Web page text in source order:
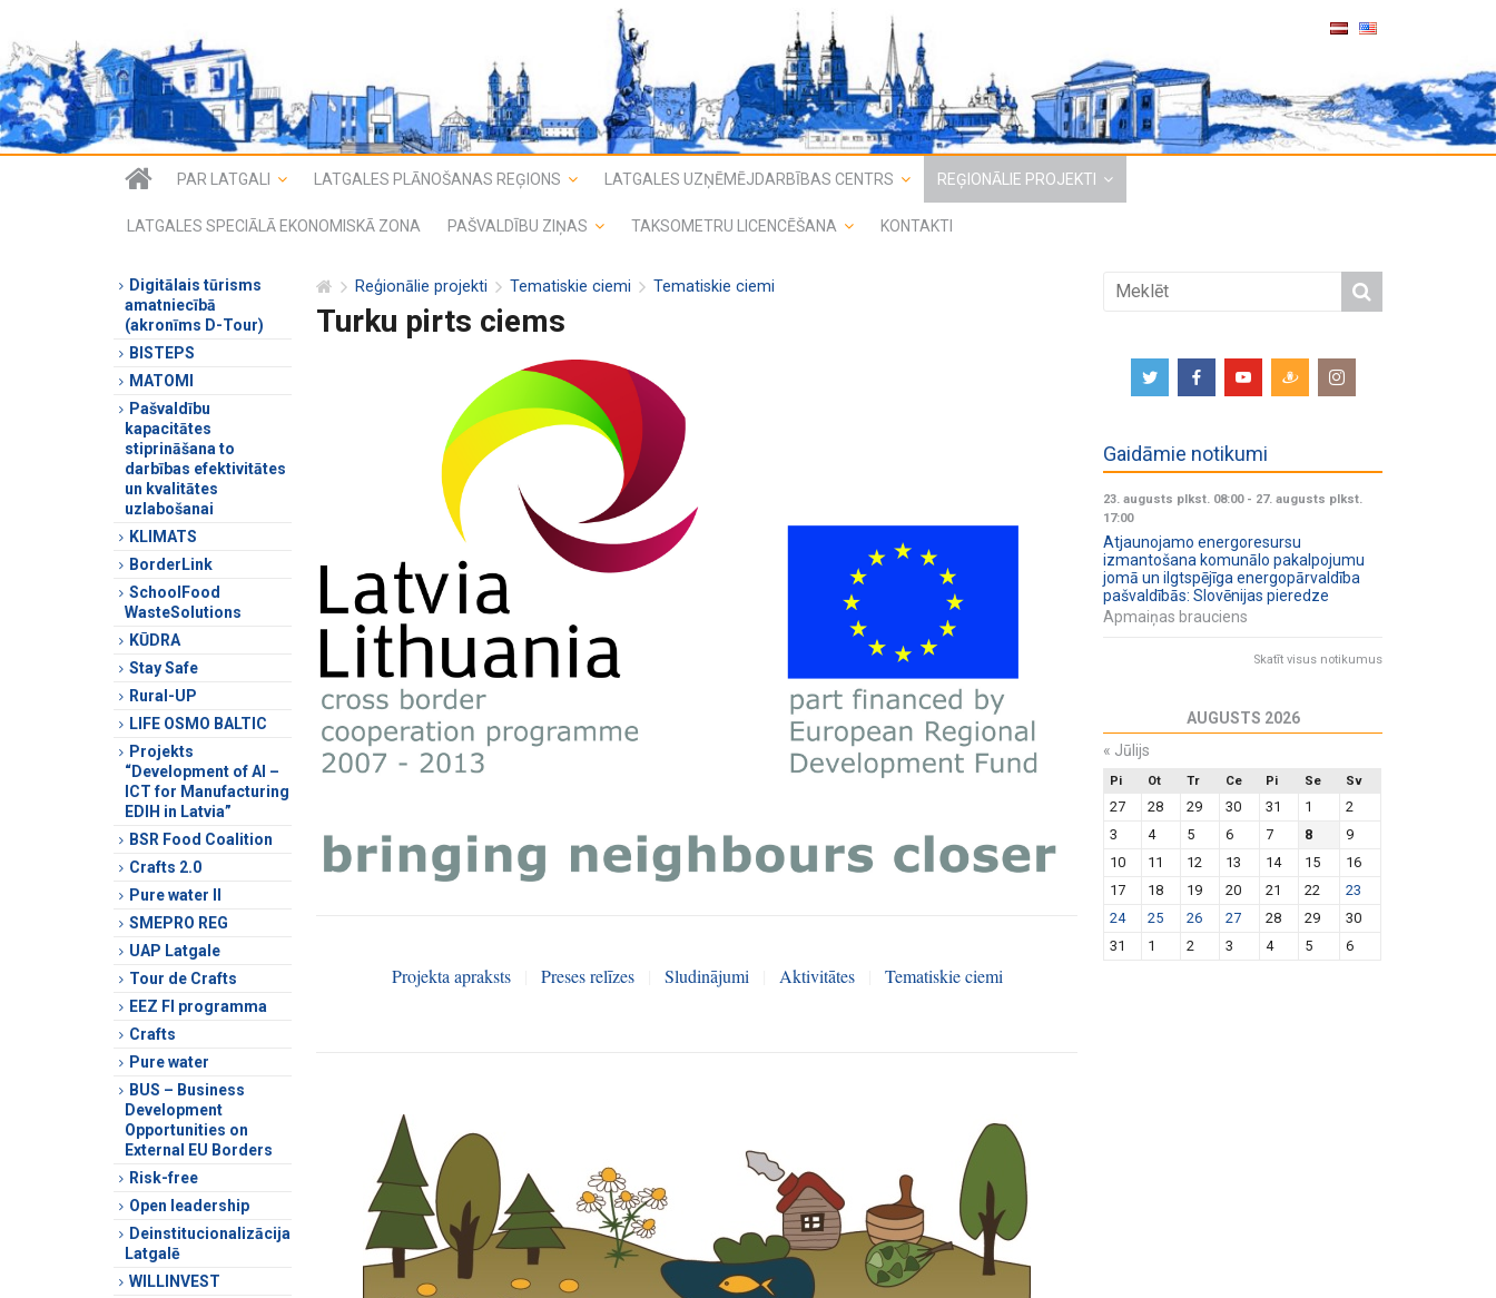
PAR LATGALI LATGALES PLĀNOŠANAS REĢIONS LATGALES UZŅĒMĒJDARBĪBAS CENTRS REĢIONĀLIE PROJEKTI
LATGALES SPECIĀLĀ EKONOMISKĀ ZONA PAŠVALDĪBU ZIŅAS TAKSOMETRU LICENCĒŠANA KONTAKTI
Reģionālie projekti Tematiskie ciemi Tematiskie ciemi
Turku pirts ciems
Projekta apraksts Preses relīzes Sludinājumi Aktivitātes Tematiskie ciemi
Digitālais tūrisms
amatniecībā
(akronīms D-Tour)
BISTEPS
MATOMI
Pašvaldību
kapacitātes
stiprināšana to
darbības efektivitātes
un kvalitātes
uzlabošanai
KLIMATS
BorderLink
SchoolFood
WasteSolutions
KŪDRA
Stay Safe
Rural-UP
LIFE OSMO BALTIC
Projekts
“Development of AI –
ICT for Manufacturing
EDIH in Latvia”
BSR Food Coalition
Crafts 2.0
Pure water II
SMEPRO REG
UAP Latgale
Tour de Crafts
EEZ FI programma
Crafts
Pure water
BUS – Business
Development
Opportunities on
External EU Borders
Risk-free
Open leadership
Deinstitucionalizācija
Latgalē
WILLINVEST
Gaidāmie notikumi
23. augusts plkst. 08:00- 27. augusts plkst.
17:00
Atjaunojamo energoresursu
izmantošana komunālo pakalpojumu
jomā un ilgtspējīga energopārvaldība
pašvaldībās: Slovēnijas pieredze
Apmaiņas brauciens
Skatīt visus notikumus
AUGUSTS 2026
« Jūlijs
Pi Ot Tr Ce Pi Se Sv
27 28 29 30 31 1
2
3
4 5 6 7 8
9
10
11 12 13 14 15
16
17
18 19 20 21 22
23
24
25 26 27 28 29
30
31
1 2 3 4 5 6